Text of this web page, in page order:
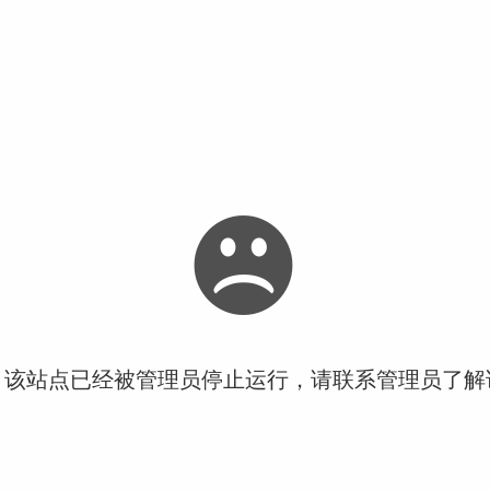
站点已经被管理员停止运行，请联系管理员了